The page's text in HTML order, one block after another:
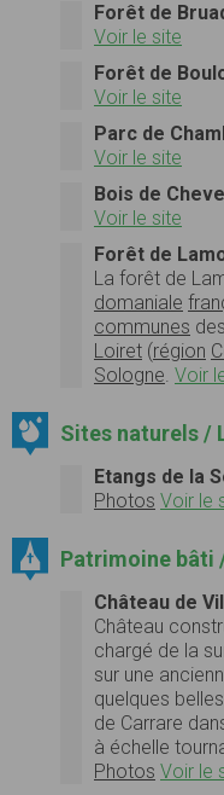
Forêt de
Voir le site
Forêt de
Voir le site
Parc de
Voir le site
Bois de
Voir le site
Forêt de
La forêt de
domaniale
communes des
Loiret (région
Sologne. Voir
Sites naturels /
Etangs de la
Photos Voir le
Patrimoine bâti
Château de
Château
chargé de la
sur une
quelques
de Carrare
à échelle
Photos Voir le